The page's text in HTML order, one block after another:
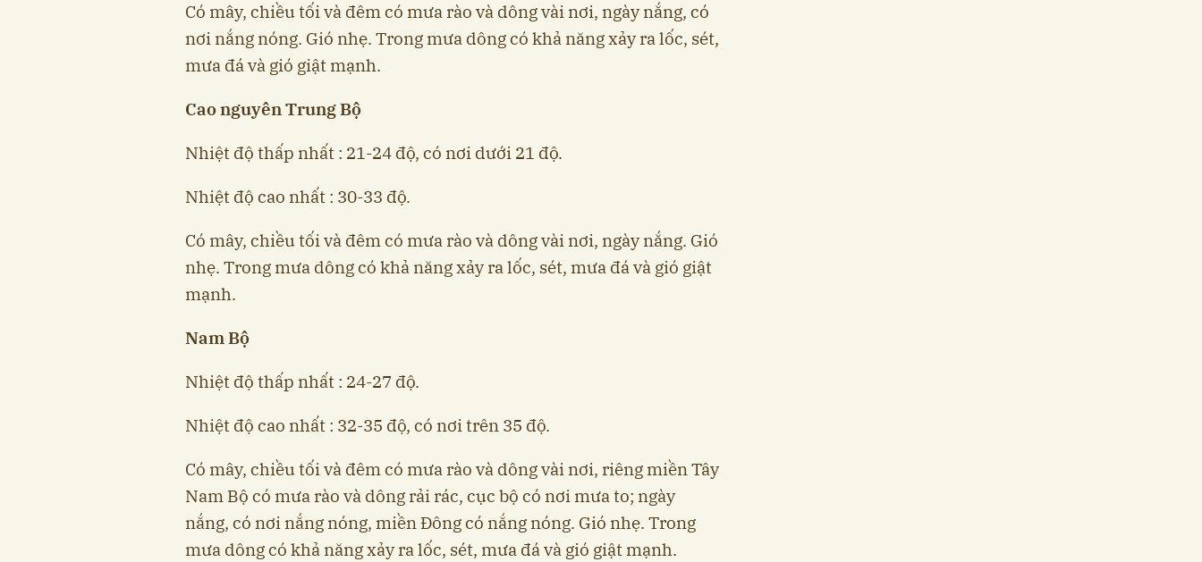
Có mây, chiều tối và đêm có mưa rào và dông vài nơi, ngày nắng, có
nơi nắng nóng. Gió nhẹ. Trong mưa dông có khả năng xảy ra lốc, sét,
mưa đá và gió giật mạnh.
Cao nguyên Trung Bộ
Nhiệt độ thấp nhất : 21-24 độ, có nơi dưới 21 độ.
Nhiệt độ cao nhất : 30-33 độ.
Có mây, chiều tối và đêm có mưa rào và dông vài nơi, ngày nắng. Gió
nhẹ. Trong mưa dông có khả năng xảy ra lốc, sét, mưa đá và gió giật
mạnh.
Nam Bộ
Nhiệt độ thấp nhất : 24-27 độ.
Nhiệt độ cao nhất : 32-35 độ, có nơi trên 35 độ.
Có mây, chiều tối và đêm có mưa rào và dông vài nơi, riêng miền Tây
Nam Bộ có mưa rào và dông rải rác, cục bộ có nơi mưa to; ngày
nắng, có nơi nắng nóng, miền Đông có nắng nóng. Gió nhẹ. Trong
mưa dông có khả năng xảy ra lốc, sét, mưa đá và gió giật mạnh.